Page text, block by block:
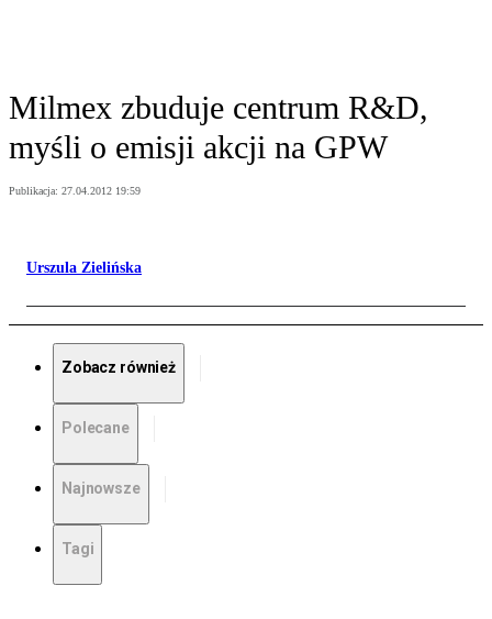
Milmex zbuduje centrum R&D,
myśli o emisji akcji na GPW
Publikacja: 27.04.2012 19:59
Urszula Zielińska
Zobacz również
Polecane
Najnowsze
Tagi